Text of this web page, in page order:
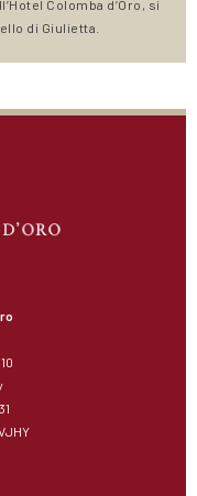
Colomba d’Oro, si
di Giulietta.